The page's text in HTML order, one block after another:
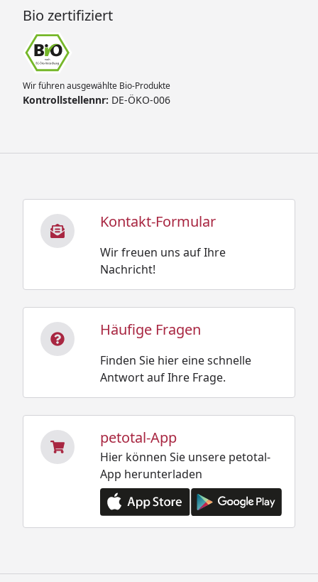
Bio zertifiziert
Wir führen ausgewählte Bio-Produkte
Kontrollstellennr: DE-ÖKO-006
Kontakt-Formular
Wir freuen uns auf Ihre
Nachricht!
Häufige Fragen
Finden Sie hier eine schnelle
Antwort auf Ihre Frage.
petotal-App
Hier können Sie unsere petotal-
App herunterladen